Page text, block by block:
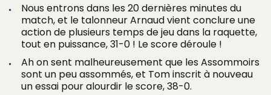
Nous entrons dans les 20 dernières minutes du
match, et le talonneur Arnaud vient conclure une
action de plusieurs temps de jeu dans la raquette,
tout en puissance, 31-0 ! Le score déroule !
Ah on sent malheureusement que les Assommoirs
sont un peu assommés, et Tom inscrit à nouveau
un essai pour alourdir le score, 38-0.